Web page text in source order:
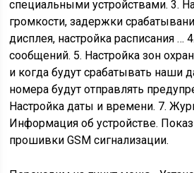
специальными устройствами. 3.
громкости, задержки
дисплея, настройка расписания …
сообщений. 5. Настройка зон
и когда будут срабатывать наши
номера будут отправлять
Настройка даты и времени. 7.
Информация об устройстве.
прошивки GSM сигнализации.